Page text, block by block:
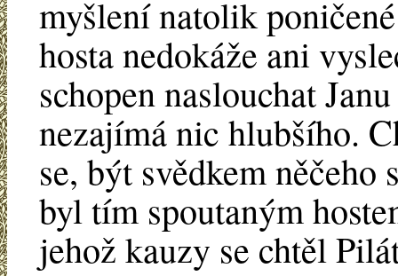
myšlení natolik
hosta nedokáže ani
schopen naslouchat
nezajímá nic hlubšího.
se, být svědkem něčeho
byl tím spoutaným
jehož kauzy se chtěl